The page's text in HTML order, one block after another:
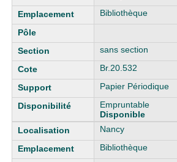
Bibliothèque
sans section
Br.20.532
Papier Périodique
Empruntable
Disponible
Nancy
Bibliothèque